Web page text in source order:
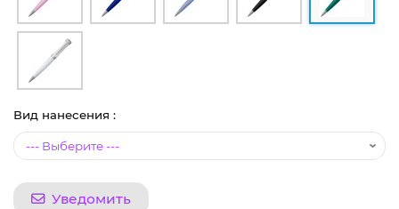
Вид нанесения :
Уведомить